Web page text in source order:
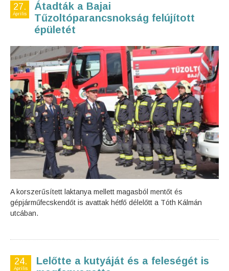
27.
Április
Átadták a Bajai
Tűzoltóparancsnokság felújított
épületét
A korszerűsített laktanya mellett magasból mentőt és
gépjárműfecskendőt is avattak hétfő délelőtt a Tóth Kálmán
utcában.
24.
Április
Lelőtte a kutyáját és a feleségét is